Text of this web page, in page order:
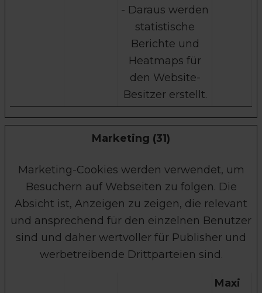
- Daraus werden
statistische
Berichte und
Heatmaps für
den Website-
Besitzer erstellt.
Marketing (31)
Marketing-Cookies werden verwendet, um
Besuchern auf Webseiten zu folgen. Die
Absicht ist, Anzeigen zu zeigen, die relevant
und ansprechend für den einzelnen Benutzer
sind und daher wertvoller für Publisher und
werbetreibende Drittparteien sind.
Maxi